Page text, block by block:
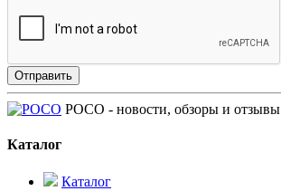
POCO - новости, обзоры и отзывы
Каталог
Каталог